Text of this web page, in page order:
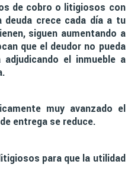
de cobro o litigiosos con
deuda crece cada día a tu
siguen aumentando a
que el deudor no pueda
el inmueble a
muy avanzado el
entrega se reduce.
para que la utilidad